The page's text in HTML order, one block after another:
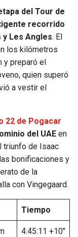
del Tour de
recorrido
Les Angles. El
los kilómetros
y preparó el
quien superó
a vestir el
22 de Pogacar
del UAE en
triunfo de Isaac
bonificaciones y
de la
con Vingegaard.
Tiempo
4:45:11 +10″